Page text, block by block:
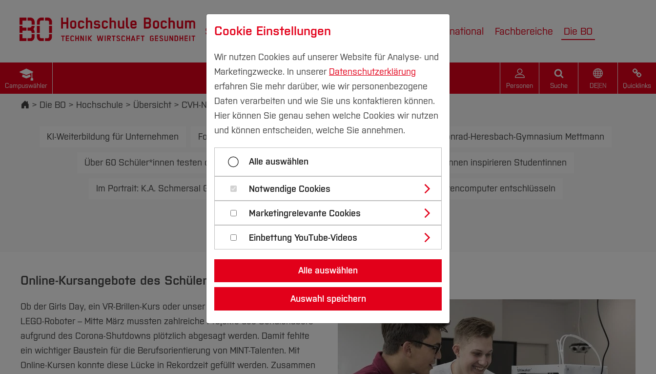
Studium Forschung & Transfer International Fachbereiche Die BO
Campuswähler
Campus Velbert/Heiligenhaus
Personen Suche DE| EN Quicklinks
Startseite
Die BO Hochschule Übersicht CVH-Newsletter Mai 2020 Online-Kursangebote im Schülerlabor
KI-Weiterbildung für Unternehmen Forschungspreis für Prof. Dr. Frochte Probevorlesung am Konrad-Heresbach-Gymnasium Mettmann
Über 60 Schüler*innen testen duales Studium Gedanken steuern Roboter Ingenieurinnen inspirieren Studentinnen
Im Portrait: K.A. Schmersal GmbH & Co. KG Im Portrait: Student Phillip Beier Quantencomputer entschlüsseln
Online-Kursangebote im Schülerlabor
Online-Kursangebote des Schülerlabors
Ob der Girls Day, ein VR-Brillen-Kurs oder unser Einführungsworkshop für
LEGO-Roboter – Mitte März mussten zahlreiche Projekte des Schülerlabors
aufgrund des Corona-Shutdowns plötzlich abgesagt werden. Damit fehlte
ein wichtiger Baustein für die Berufsorientierung von MINT-Talenten. Mit
Online-Kursen konnte diese Lücke in Rekordzeit gefüllt werden. Zusammen
Cookie Einstellungen
Wir nutzen Cookies auf unserer Website für Analyse- und
Marketingzwecke. In unserer Datenschutzerklärung
erfahren Sie mehr darüber, wie wir personenbezogene
Daten verarbeiten und wie Sie uns kontaktieren können.
Hier können Sie genau sehen welche Cookies wir nutzen
und können entscheiden, welche Sie annehmen.
Alle auswählen
Notwendige Cookies
Marketingrelevante Cookies
Einbettung YouTube-Videos
Alle auswählen
Auswahl speichern